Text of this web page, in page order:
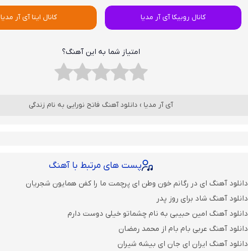
کانال روبیکا آی آر مدیا کانال ایتا آی آر مدیا
امتیاز شما به این آهنگ؟
آی آر مدیا › دانلود آهنگ فاتح نورایی به نام زندگی
پست های مرتبط با آهنگ
دانلود آهنگ ای در رگانم خون وطن ای پرچمت ما را کفن همایون شجریان
دانلود آهنگ شاد برای روز پدر
دانلود آهنگ امین حبیبی به نام چشماتو خیلی دوست دارم
دانلود آهنگ عربی بام بام از محمد رمضان
دانلود آهنگ ایران ای جان ای بیشه شیران